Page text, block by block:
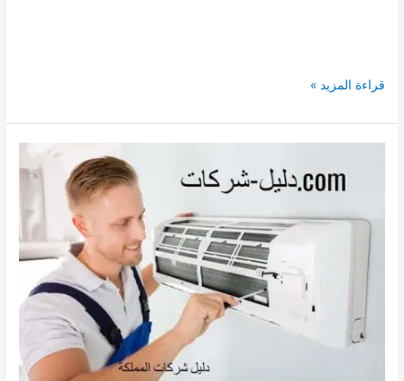
افضل
شركة
تنظيف
شركات
غسيل
المكيفات
بالمجاردة
قراءة المزيد »